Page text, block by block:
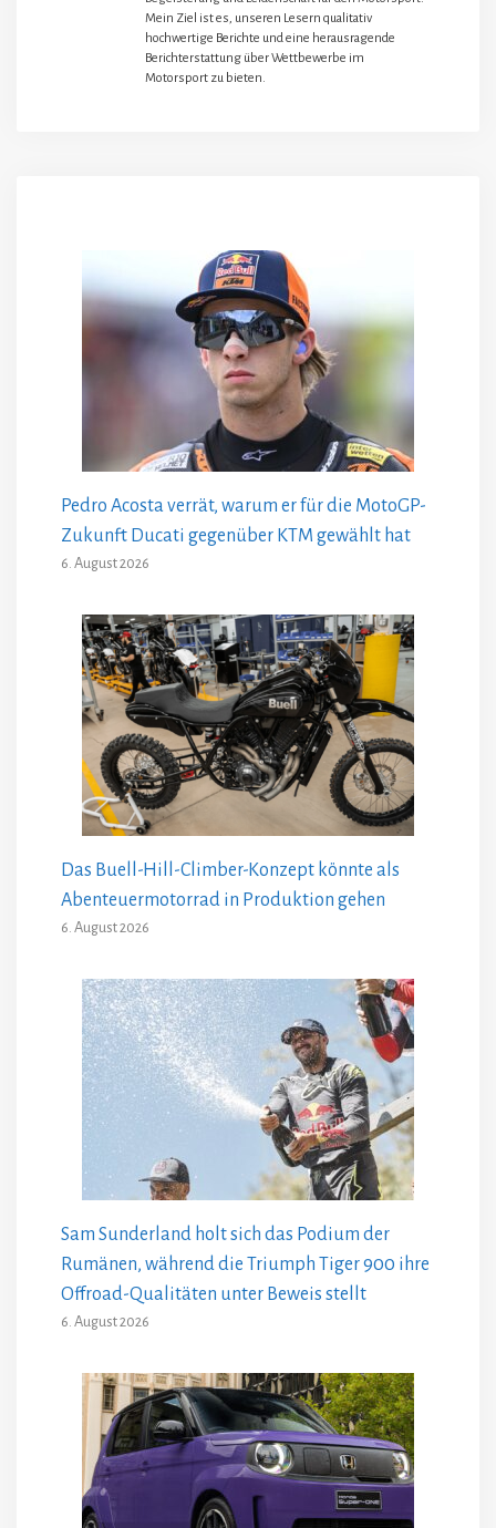
Mein Ziel ist es, unseren Lesern qualitativ
hochwertige Berichte und eine herausragende
Berichterstattung über Wettbewerbe im
Motorsport zu bieten.
Pedro Acosta verrät, warum er für die MotoGP-
Zukunft Ducati gegenüber KTM gewählt hat
6. August 2026
Das Buell-Hill-Climber-Konzept könnte als
Abenteuermotorrad in Produktion gehen
6. August 2026
Sam Sunderland holt sich das Podium der
Rumänen, während die Triumph Tiger 900 ihre
Offroad-Qualitäten unter Beweis stellt
6. August 2026